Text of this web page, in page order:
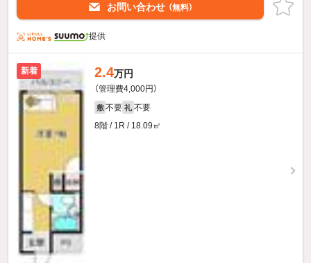
お問い合わせ （無料）
提供
新着 2.4万円
（管理費4,000円）
敷 不要 礼 不要
8階 / 1R / 18.09㎡